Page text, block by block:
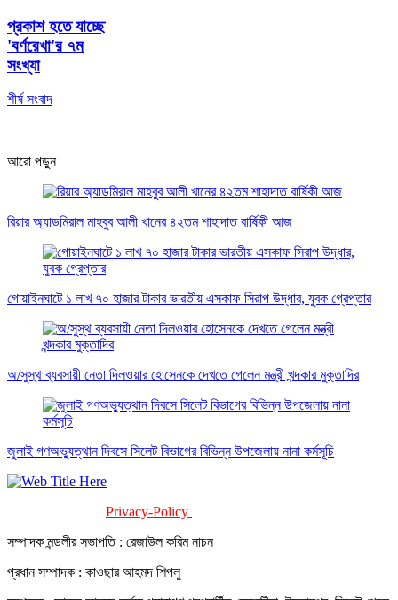
প্রকাশ হতে যাচ্ছে
'বর্ণরেখা'র ৭ম
সংখ্যা
শীর্ষ সংবাদ
আরো পড়ুন
রিয়ার অ্যাডমিরাল মাহবুব আলী খানের ৪২তম শাহাদাত বার্ষিকী আজ
গোয়াইনঘাটে ১ লাখ ৭০ হাজার টাকার ভারতীয় এসকাফ সিরাপ উদ্ধার, যুবক গ্রেপ্তার
অ/সুস্থ ব্যবসায়ী নেতা দিলওয়ার হোসেনকে দেখতে গেলেন মন্ত্রী খন্দকার মুক্তাদির
জুলাই গণঅভ্যুত্থান দিবসে সিলেট বিভাগের বিভিন্ন উপজেলায় নানা কর্মসূচি
Privacy-Policy
সম্পাদক মন্ডলীর সভাপতি : রেজাউল করিম নাচন
প্রধান সম্পাদক : কাওছার আহমদ শিপলু